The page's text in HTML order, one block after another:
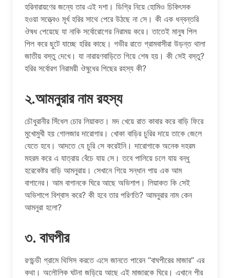
হরিনারায়ণের জন্যে তার এই দশা। ডিগ্রি নিয়ে হোমিও চিকিৎসক
হওয়া সত্ত্বেও মূর্খ হরির সাথে পেরে উঠছে না সে। কী এক ধন্বন্তরি
ঔষধ পেয়েছে যা নাকি সর্বোরোগের নিরাময় করে। তাতেই মানুষ পিল
পিল করে ছুটে যাচ্ছে হরির কাছে। গভীর রাতে গ্রামবাসীরা উড়ন্ত থালা
জাতীয় বস্তু দেখে। যা নারায়ণবাড়িতে গিয়ে শেষ হয়। কী সেই বস্তু?
হরির সর্বোরগ নিরাময়ী ঔষুধের পিছের রহস্য কী?
২.আমনুরার নাম রহস্য
চৌধুরানীর সিঁধেল চোর লিয়াকত। মদ খেয়ে রাত কাবার করে বাড়ি ফিরে
মুখোমুখী হয় গোলজার দারোগার। খোকা বাড়ির চুরির দায়ে তাকে জেলে
যেতে হবে। আদতে যে চুরি সে করেইনি। দারোগাকে অনেক দহরম
মহরম করে এ যাত্রায় বেঁচে যায় সে। তবে পালিয়ে চলে যায় বন্ধু
হরেকেষ্টর বাড়ি আমনুরায়। সেখানে গিয়ে সন্ধান পায় এক আম
বাগানের। আম বাগানকে ঘিরে আছে অভিশাপ। লিয়াকত কি সেই
অভিশাপে বিশ্বাস করে? কী হবে তার পরিণতি? আমনুরার নাম কেন
আমনুরা হলো?
৩. বাঘপীর
রণচন্ডী গ্রামে থিসিস করতে এসে জানতে পারেন “বাঘপীরের মাজার” এর
কথা। অলৌলিক ঘটনা জড়িয়ে আছে এই মাজারকে ঘিরে। এখানে পীর